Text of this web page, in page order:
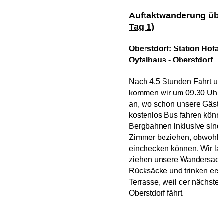
Auftaktwanderung
Tag 1)
Oberstdorf: Station
Oytalhaus - Oberstdorf
Nach 4,5 Stunden Fahrt
kommen wir um 09.30
an, wo schon unsere
kostenlos Bus fahren
Bergbahnen inklusive
Zimmer beziehen,
einchecken können. Wir
ziehen unsere
Rücksäcke und trinken
Terrasse, weil der
Oberstdorf fährt.